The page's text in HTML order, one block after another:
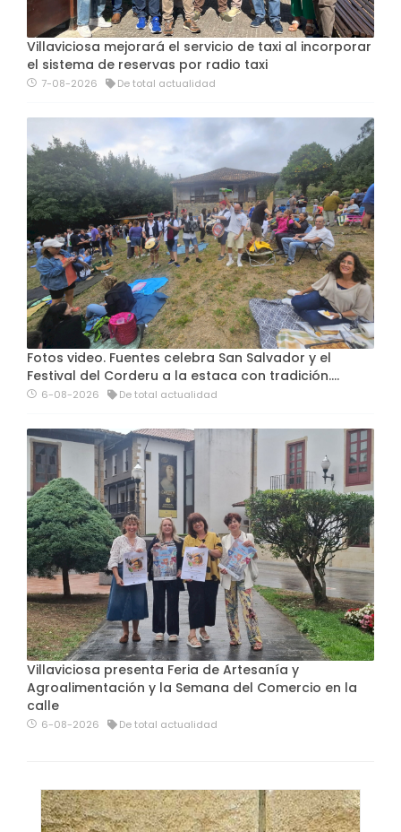
Villaviciosa mejorará el servicio de taxi al incorporar
el sistema de reservas por radio taxi
7-08-2026 De total actualidad
Fotos video. Fuentes celebra San Salvador y el
Festival del Corderu a la estaca con tradición....
6-08-2026 De total actualidad
Villaviciosa presenta Feria de Artesanía y
Agroalimentación y la Semana del Comercio en la
calle
6-08-2026 De total actualidad